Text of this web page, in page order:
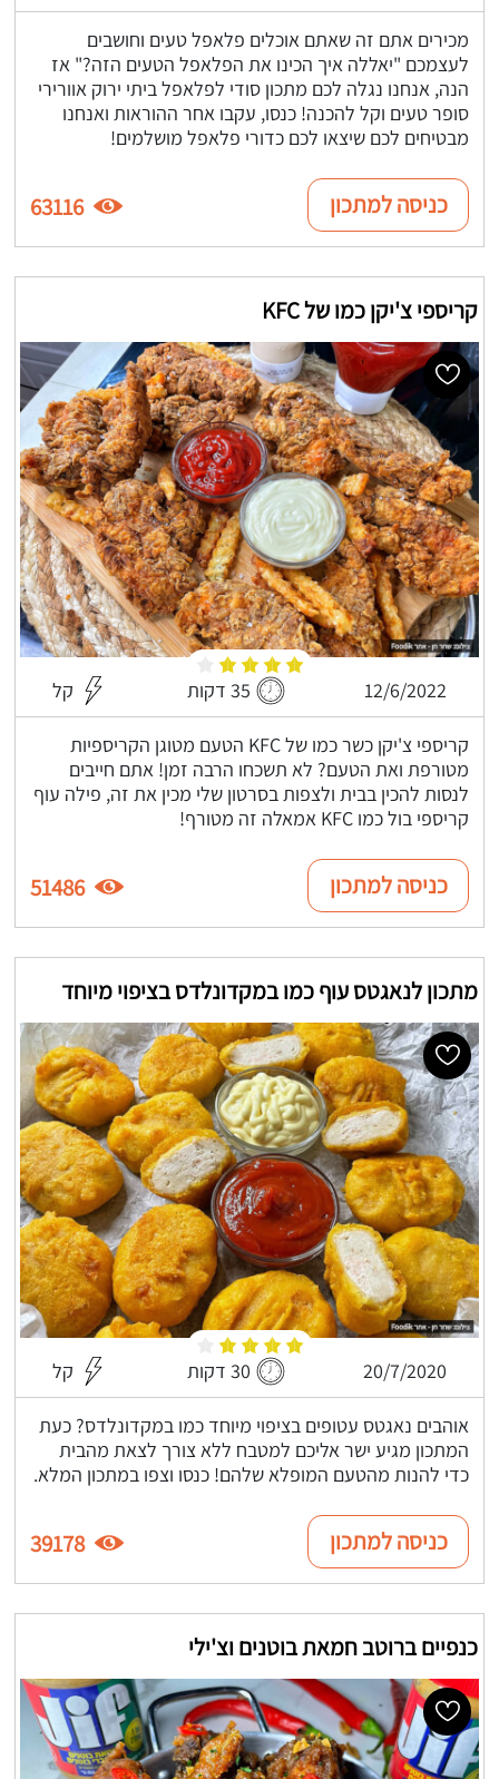
מכירים אתם זה שאתם אוכלים פלאפל טעים וחושבים
לעצמכם "יאללה איך הכינו את הפלאפל הטעים הזה?" אז
הנה, אנחנו נגלה לכם מתכון סודי לפלאפל ביתי ירוק אוורירי
סופר טעים וקל להכנה! כנסו, עקבו אחר ההוראות ואנחנו
מבטיחים לכם שיצאו לכם כדורי פלאפל מושלמים!
כניסה למתכון 63116
קריספי צ'יקן כמו של KFC
12/6/2022 35 דקות קל
קריספי צ'יקן כשר כמו של KFC הטעם מטוגן הקריספיות
מטורפת ואת הטעם? לא תשכחו הרבה זמן! אתם חייבים
לנסות להכין בבית ולצפות בסרטון שלי מכין את זה, פילה עוף
קריספי בול כמו KFC אמאלה זה מטורף!
כניסה למתכון 51486
מתכון לנאגטס עוף כמו במקדונלדס בציפוי מיוחד
20/7/2020 30 דקות קל
אוהבים נאגטס עטופים בציפוי מיוחד כמו במקדונלדס? כעת
המתכון מגיע ישר אליכם למטבח ללא צורך לצאת מהבית
כדי להנות מהטעם המופלא שלהם! כנסו וצפו במתכון המלא.
כניסה למתכון 39178
כנפיים ברוטב חמאת בוטנים וצ'ילי